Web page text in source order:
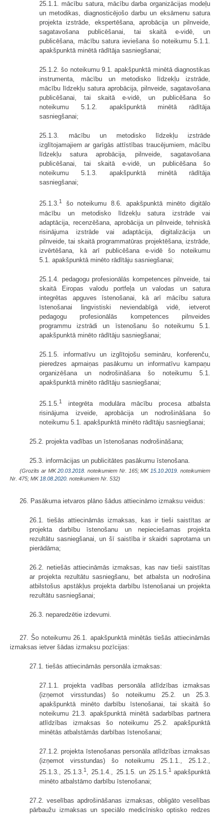
25.1.1. mācību satura, mācību darba organizācijas modeļu
un metodikas, diagnosticējošo darbu un eksāmenu satura
projekta izstrāde, ekspertēšana, aprobācija un pilnveide,
sagatavošana publicēšanai, tai skaitā e-vidē, un
publicēšana, mācību satura ieviešana šo noteikumu 5.1.1.
apakšpunktā minētā rādītāja sasniegšanai;
25.1.2. šo noteikumu 9.1. apakšpunktā minētā diagnostikas
instrumenta, mācību un metodisko līdzekļu izstrāde,
mācību līdzekļu satura aprobācija, pilnveide, sagatavošana
publicēšanai, tai skaitā e-vidē, un publicēšana šo
noteikumu 5.1.2. apakšpunktā minētā rādītāja
sasniegšanai;
25.1.3. mācību un metodisko līdzekļu izstrāde
izglītojamajiem ar garīgās attīstības traucējumiem, mācību
līdzekļu satura aprobācija, pilnveide, sagatavošana
publicēšanai, tai skaitā e-vidē, un publicēšana šo
noteikumu 5.1.3. apakšpunktā minētā rādītāja
sasniegšanai;
25.1.3.1
šo noteikumu 8.6. apakšpunktā minēto digitālo
mācību un metodisko līdzekļu satura izstrāde vai
adaptācija, recenzēšana, aprobācija un pilnveide, tehniskā
risinājuma izstrāde vai adaptācija, digitalizācija un
pilnveide, tai skaitā programmatūras projektēšana, izstrāde,
izvērtēšana, kā arī publicēšana e-vidē šo noteikumu
5.1. apakšpunktā minēto rādītāju sasniegšanai;
25.1.4. pedagogu profesionālās kompetences pilnveide, tai
skaitā Eiropas valodu portfeļa un valodas un satura
integrētas apguves īstenošanai, kā arī mācību satura
īstenošanai lingvistiski neviendabīgā vidē, ietverot
pedagogu profesionālās kompetences pilnveides
programmu izstrādi un īstenošanu šo noteikumu 5.1.
apakšpunktā minēto rādītāju sasniegšanai;
25.1.5. informatīvu un izglītojošu semināru, konferenču,
pieredzes apmaiņas pasākumu un informatīvu kampaņu
organizēšana un nodrošināšana šo noteikumu 5.1.
apakšpunktā minēto rādītāju sasniegšanai;
25.1.5. 1
integrēta modulāra mācību procesa atbalsta
risinājuma izveide, aprobācija un nodrošināšana šo
noteikumu 5.1. apakšpunktā minēto rādītāju sasniegšanai;
25.2. projekta vadības un īstenošanas nodrošināšana;
25.3. informācijas un publicitātes pasākumu īstenošana.
(Grozīts ar MK20.03.2018. noteikumiem Nr. 165; MK 15.10.2019. noteikumiem
Nr. 475; MK 18.08.2020. noteikumiem Nr. 532)
26. Pasākuma ietvaros plāno šādus attiecināmo izmaksu veidus:
26.1. tiešās attiecināmās izmaksas, kas ir tieši saistītas ar
projekta darbību īstenošanu un nepieciešamas projekta
rezultātu sasniegšanai, un šī saistība ir skaidri saprotama un
pierādāma;
26.2. netiešās attiecināmās izmaksas, kas nav tieši saistītas
ar projekta rezultātu sasniegšanu, bet atbalsta un nodrošina
atbilstošus apstākļus projekta darbību īstenošanai un projekta
rezultātu sasniegšanai;
26.3. neparedzētie izdevumi.
27. Šo noteikumu 26.1. apakšpunktā minētās tiešās attiecināmās
izmaksas ietver šādas izmaksu pozīcijas:
27.1. tiešās attiecināmās personāla izmaksas:
27.1.1. projekta vadības personāla atlīdzības izmaksas
(izņemot virsstundas) šo noteikumu 25.2. un 25.3.
apakšpunktā minēto darbību īstenošanai, tai skaitā šo
noteikumu 21.3. apakšpunktā minētā sadarbības partnera
atlīdzības izmaksas šo noteikumu 25.2. apakšpunktā
minētās atbalstāmās darbības īstenošanai;
27.1.2. projekta īstenošanas personāla atlīdzības izmaksas
(izņemot virsstundas) šo noteikumu 25.1.1., 25.1.2.,
25.1.3., 25.1.3.1 , 25.1.4., 25.1.5. un 25.1.5.1 apakšpunktā
minēto atbalstāmo darbību īstenošanai;
27.2. veselības apdrošināšanas izmaksas, obligāto veselības
pārbaužu izmaksas un speciālo medicīnisko optisko redzes